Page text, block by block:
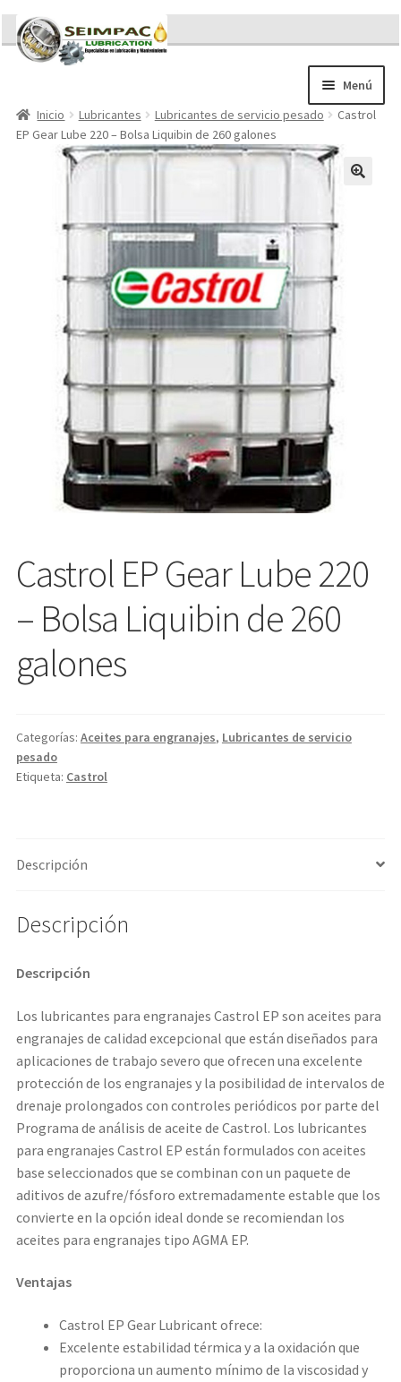
Ir
a
Ir
al
contenido
Menú
Sobre nosotros
Brochures
Contacto/Solicitar Cotización
Refacciones
Memorándum COVID-19
Inicio Lubricantes Lubricantes de servicio pesado
Castrol
EP Gear Lube 220 – Bolsa Liquibin de 260 galones
Castrol EP Gear Lube 220
– Bolsa Liquibin de 260
galones
Categorías: Aceites para engranajes, Lubricantes de servicio
pesado
Etiqueta: Castrol
Descripción
Descripción
Descripción
Los lubricantes para engranajes Castrol EP son aceites para
engranajes de calidad excepcional que están diseñados para
aplicaciones de trabajo severo que ofrecen una excelente
protección de los engranajes y la posibilidad de intervalos de
drenaje prolongados con controles periódicos por parte del
Programa de análisis de aceite de Castrol. Los lubricantes
para engranajes Castrol EP están formulados con aceites
base seleccionados que se combinan con un paquete de
aditivos de azufre/fósforo extremadamente estable que los
convierte en la opción ideal donde se recomiendan los
aceites para engranajes tipo AGMA EP.
Ventajas
Castrol EP Gear Lubricant ofrece:
Excelente estabilidad térmica y a la oxidación que
proporciona un aumento mínimo de la viscosidad y